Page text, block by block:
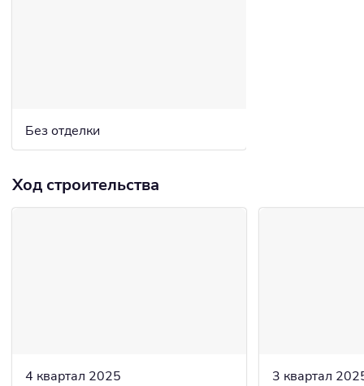
Без отделки
Ход строительства
4 квартал 2025 3 квартал